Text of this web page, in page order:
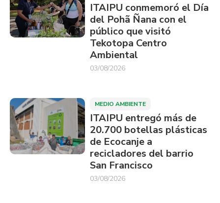
ITAIPU conmemoró el Día
del Pohã Ñana con el
público que visitó
Tekotopa Centro
Ambiental
03/08/2026
MEDIO AMBIENTE
ITAIPU entregó más de
20.700 botellas plásticas
de Ecocanje a
recicladores del barrio
San Francisco
03/08/2026